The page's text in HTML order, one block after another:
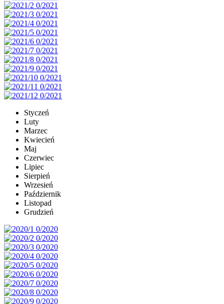
Styczeń
Luty
Marzec
Kwiecień
Maj
Czerwiec
Lipiec
Sierpień
Wrzesień
Październik
Listopad
Grudzień